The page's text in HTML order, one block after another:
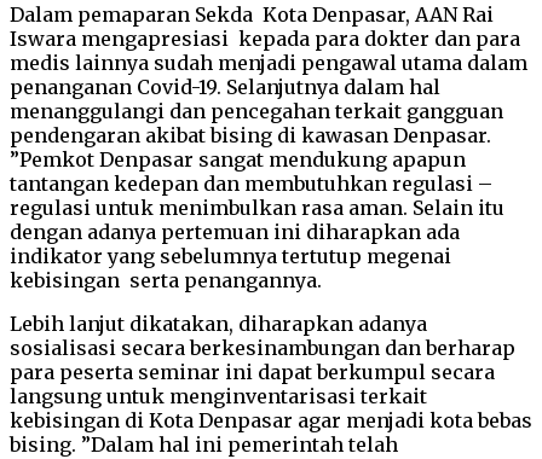
Dalam pemaparan Sekda Kota Denpasar, AAN Rai
Iswara mengapresiasi kepada para dokter dan para
medis lainnya sudah menjadi pengawal utama dalam
penanganan Covid-19. Selanjutnya dalam hal
menanggulangi dan pencegahan terkait gangguan
pendengaran akibat bising di kawasan Denpasar.
”Pemkot Denpasar sangat mendukung apapun
tantangan kedepan dan membutuhkan regulasi –
regulasi untuk menimbulkan rasa aman. Selain itu
dengan adanya pertemuan ini diharapkan ada
indikator yang sebelumnya tertutup megenai
kebisingan serta penangannya.
Lebih lanjut dikatakan, diharapkan adanya
sosialisasi secara berkesinambungan dan berharap
para peserta seminar ini dapat berkumpul secara
langsung untuk menginventarisasi terkait
kebisingan di Kota Denpasar agar menjadi kota bebas
bising. ”Dalam hal ini pemerintah telah